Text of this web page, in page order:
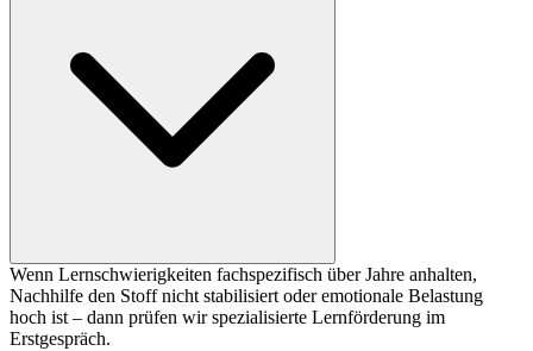
Wenn Lernschwierigkeiten fachspezifisch über Jahre anhalten,
Nachhilfe den Stoff nicht stabilisiert oder emotionale Belastung
hoch ist – dann prüfen wir spezialisierte Lernförderung im
Erstgespräch.